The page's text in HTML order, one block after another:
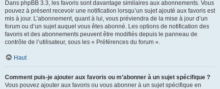
Dans phpBB 3.3, les favoris sont davantage similaires aux abonnements. Vous
pouvez à présent recevoir une notification lorsqu’un sujet ajouté aux favoris est
mis à jour. L’abonnement, quant à lui, vous préviendra de la mise à jour d’un
forum ou d’un sujet auquel vous êtes abonné. Les options de notification des
favoris et des abonnements peuvent être modifiés depuis le panneau de
contrôle de l’utilisateur, sous les « Préférences du forum ».
Haut
Comment puis-je ajouter aux favoris ou m’abonner à un sujet spécifique ?
Vous pouvez ajouter aux favoris ou vous abonner à un sujet spécifique en